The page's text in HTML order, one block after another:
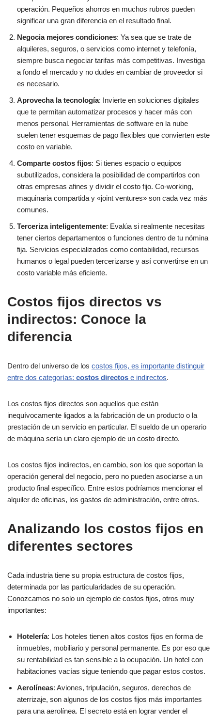
operación. Pequeños ahorros en muchos rubros pueden
significar una gran diferencia en el resultado final.
Negocia mejores condiciones: Ya sea que se trate de
alquileres, seguros, o servicios como internet y telefonía,
siempre busca negociar tarifas más competitivas. Investiga
a fondo el mercado y no dudes en cambiar de proveedor si
es necesario.
Aprovecha la tecnología: Invierte en soluciones digitales
que te permitan automatizar procesos y hacer más con
menos personal. Herramientas de software en la nube
suelen tener esquemas de pago flexibles que convierten este
costo en variable.
Comparte costos fijos: Si tienes espacio o equipos
subutilizados, considera la posibilidad de compartirlos con
otras empresas afines y dividir el costo fijo. Co-working,
maquinaria compartida y «joint ventures» son cada vez más
comunes.
Terceriza inteligentemente: Evalúa si realmente necesitas
tener ciertos departamentos o funciones dentro de tu nómina
fija. Servicios especializados como contabilidad, recursos
humanos o legal pueden tercerizarse y así convertirse en un
costo variable más eficiente.
Costos fijos directos vs
indirectos: Conoce la
diferencia
Dentro del universo de los costos fijos, es importante distinguir
entre dos categorías: costos directos e indirectos.
Los costos fijos directos son aquellos que están
inequívocamente ligados a la fabricación de un producto o la
prestación de un servicio en particular. El sueldo de un operario
de máquina sería un claro ejemplo de un costo directo.
Los costos fijos indirectos, en cambio, son los que soportan la
operación general del negocio, pero no pueden asociarse a un
producto final específico. Entre estos podríamos mencionar el
alquiler de oficinas, los gastos de administración, entre otros.
Analizando los costos fijos en
diferentes sectores
Cada industria tiene su propia estructura de costos fijos,
determinada por las particularidades de su operación.
Conozcamos no solo un ejemplo de costos fijos, otros muy
importantes:
Hotelería: Los hoteles tienen altos costos fijos en forma de
inmuebles, mobiliario y personal permanente. Es por eso que
su rentabilidad es tan sensible a la ocupación. Un hotel con
habitaciones vacías sigue teniendo que pagar estos costos.
Aerolíneas: Aviones, tripulación, seguros, derechos de
aterrizaje, son algunos de los costos fijos más importantes
para una aerolínea. El secreto está en lograr vender el